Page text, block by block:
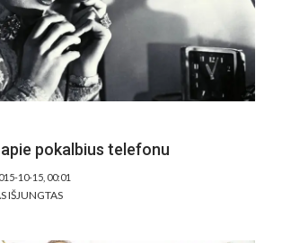
(APŽVALGA)
pokalbius telefonu
10-15, 00:01
IŠJUNGTASĮRAŠE